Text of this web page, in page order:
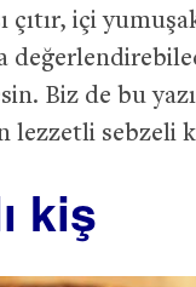
çıtır, içi
Biz de bu
lezzetli sebzeli
kiş